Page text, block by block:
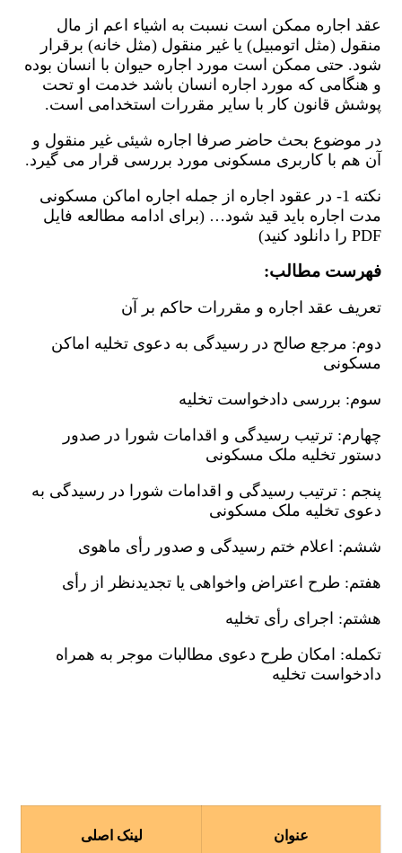
عقد اجاره ممکن است نسبت به اشياء اعم از مال
منقول (مثل اتومبیل) یا غیر منقول (مثل خانه) برقرار
شود. حتی ممکن است مورد اجاره حیوان با انسان بوده
و هنگامی که مورد اجاره انسان باشد خدمت او تحت
پوشش قانون کار با سایر مقررات استخدامی است.
در موضوع بحث حاضر صرفا اجاره شیئی غیر منقول و
آن هم با کاربری مسکونی مورد بررسی قرار می گیرد.
نکته 1- در عقود اجاره از جمله اجاره اماکن مسکونی
مدت اجاره باید قید شود… (برای ادامه مطالعه فایل
PDF را دانلود کنید)
فهرست مطالب:
تعريف عقد اجاره و مقررات حاکم بر آن
دوم: مرجع صالح در رسیدگی به دعوی تخلیه اماکن
مسکونی
سوم: بررسی دادخواست تخلیه
چهارم: ترتیب رسیدگی و اقدامات شورا در صدور
دستور تخلیه ملک مسکونی
پنجم : ترتیب رسیدگی و اقدامات شورا در رسیدگی به
دعوی تخلیه ملک مسکونی
ششم: اعلام ختم رسیدگی و صدور رأی ماهوی
هفتم: طرح اعتراض واخواهی یا تجديدنظر از رأی
هشتم: اجرای رأی تخلیه
تكمله: امکان طرح دعوی مطالبات موجر به همراه
دادخواست تخلیه
عنوان لینک اصلی